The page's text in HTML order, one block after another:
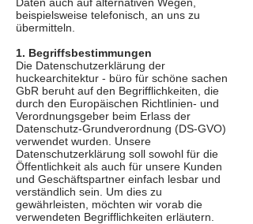
beispielsweise telefonisch, an uns zu
übermitteln.
1. Begriffsbestimmungen
Die Datenschutzerklärung der
huckearchitektur - büro für schöne sachen
GbR beruht auf den Begrifflichkeiten, die
durch den Europäischen Richtlinien- und
Verordnungsgeber beim Erlass der
Datenschutz-Grundverordnung (DS-GVO)
verwendet wurden. Unsere
Datenschutzerklärung soll sowohl für die
Öffentlichkeit als auch für unsere Kunden
und Geschäftspartner einfach lesbar und
verständlich sein. Um dies zu
gewährleisten, möchten wir vorab die
verwendeten Begrifflichkeiten erläutern.